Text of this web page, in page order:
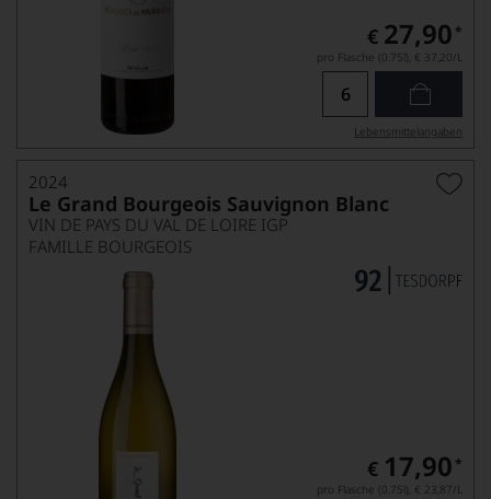
€ 27,90 *
pro Flasche (0.75l), € 37,20/L
Lebensmittel­angaben
2024
Le Grand Bourgeois Sauvignon Blanc
VIN DE PAYS DU VAL DE LOIRE IGP
FAMILLE BOURGEOIS
€ 17,90 *
pro Flasche (0.75l), € 23,87/L